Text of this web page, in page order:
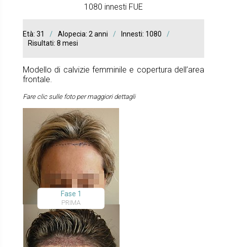
1080 innesti FUE
Età: 31 / Alopecia: 2 anni / Innesti: 1080
/
Risultati: 8 mesi
Modello di calvizie femminile e copertura dell’area
frontale.
Fare clic sulle foto per maggiori dettagli
Fase 1
PRIMA